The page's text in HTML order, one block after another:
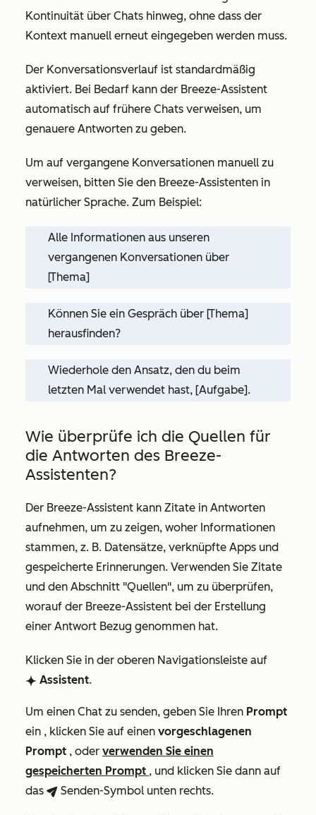
Kontinuität über Chats hinweg, ohne dass der
Kontext manuell erneut eingegeben werden muss.
Der Konversationsverlauf ist standardmäßig
aktiviert. Bei Bedarf kann der Breeze-Assistent
automatisch auf frühere Chats verweisen, um
genauere Antworten zu geben.
Um auf vergangene Konversationen manuell zu
verweisen, bitten Sie den Breeze-Assistenten in
natürlicher Sprache. Zum Beispiel:
Alle Informationen aus unseren
vergangenen Konversationen über
[Thema]
Können Sie ein Gespräch über [Thema]
herausfinden?
Wiederhole den Ansatz, den du beim
letzten Mal verwendet hast, [Aufgabe].
Wie überprüfe ich die Quellen für
die Antworten des Breeze-
Assistenten?
Der Breeze-Assistent kann Zitate in Antworten
aufnehmen, um zu zeigen, woher Informationen
stammen, z. B. Datensätze, verknüpfte Apps und
gespeicherte Erinnerungen. Verwenden Sie Zitate
und den Abschnitt "Quellen", um zu überprüfen,
worauf der Breeze-Assistent bei der Erstellung
einer Antwort Bezug genommen hat.
Klicken Sie in der oberen Navigationsleiste auf
breezeSingleStarIcon Assistent.
Um einen Chat zu senden, geben Sie Ihren Prompt
ein , klicken Sie auf einen vorgeschlagenen
Prompt , oder verwenden Sie einen
gespeicherten Prompt , und klicken Sie dann auf
das breezeSendIcon Senden-Symbol unten rechts.